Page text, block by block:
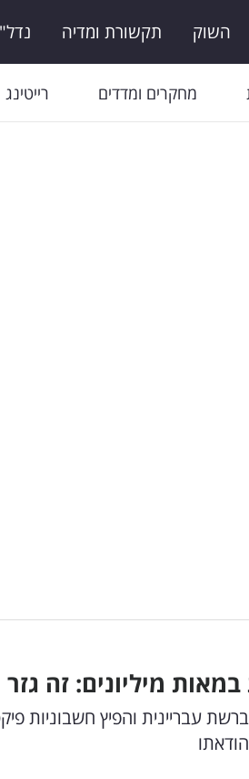
השוק תקשורת ומדיה
מחקרים ומדדים רייטינג
במאות מיליונים: זה
הנאשם ברשת עבריינית והפיץ